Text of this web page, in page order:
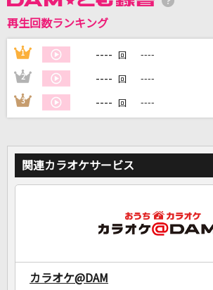
DAMに会員登録・ログインして
再生回数ランキング
1 ---- 回 ----
2 ---- 回 ----
3 ---- 回 ----
関連カラオケサービス
カラオケ@DAM